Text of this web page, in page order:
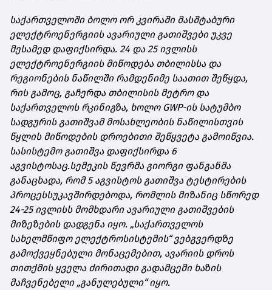
საქართველოში ბოლო ორ კვირაში მასშტაბური
ელექტროენერგიის ავარიული გათიშვები უკვე
მესამედ დაფიქსირდა. 24 და 25 ივლისს
ელექტროენერგიის მიწოდება თბილისსა და
რეგიონების ნაწილში რამდენიმე საათით შეწყდა,
რის გამოც, გაჩერდა თბილისის მეტრო და
საქართველოს რკინიგზა, ხოლო GWP-ის სატუმბო
სადგურის გათიშვამ მოსახლეობის ნაწილისთვის
წყლის მიწოდების დროებითი შეწყვეტა გამოიწვია.
სასისტემო გათიშვა დაფიქსირდა 6
აგვისტოსაც.სემეკის წევრმა გიორგი ფანგანმა
განაცხადა, რომ 5 აგვისტოს გათიშვა ტესტირების
პროცესსუკავშირდებოდა, რომლის მიზანიც სწორედ
24-25 ივლისს მომხდარი ავარიული გათიშვების
მიზეზების დადგენა იყო. „საქართველოს
სახელმწიფო ელექტროსისტემის“ ვებგვერდზე
გამოქვეყნებული მონაცემებით, ავარიის დროს
თითქმის ყველა ძირითადი გადამცემი ხაზის
მაჩვენებელი „განულებული“ იყო.